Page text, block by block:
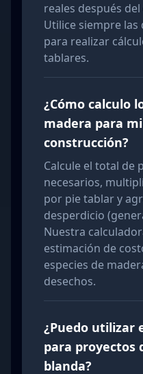
reales después
Utilice siempre las
para realizar
tablares.
¿Cómo calculo
madera para
construcción?
Calcule el total de
necesarios,
por pie tablar y
desperdicio
Nuestra
estimación de
especies de
desechos.
¿Puedo utilizar
para proyectos
blanda?